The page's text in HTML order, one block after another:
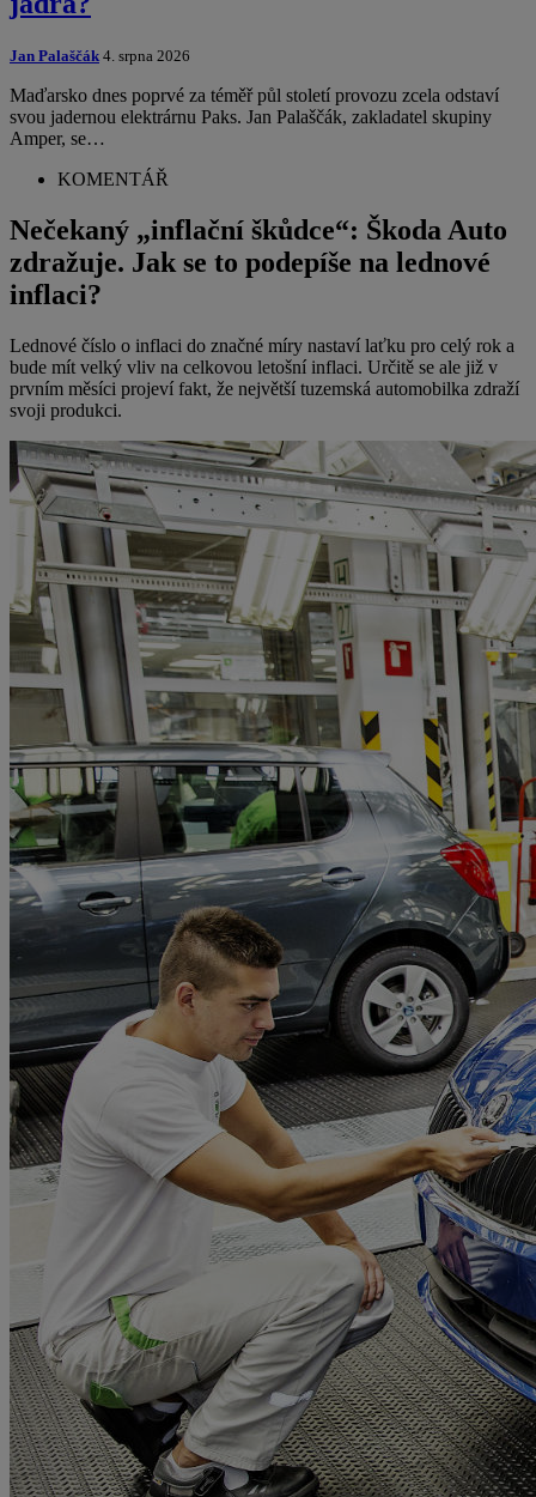
Jan Palaščák 4. srpna 2026
Maďarsko dnes poprvé za téměř půl století provozu zcela odstaví
svou jadernou elektrárnu Paks. Jan Palaščák, zakladatel skupiny
Amper, se…
KOMENTÁŘ
Nečekaný „inflační škůdce“: Škoda Auto
zdražuje. Jak se to podepíše na lednové
inflaci?
Lednové číslo o inflaci do značné míry nastaví laťku pro celý rok a
bude mít velký vliv na celkovou letošní inflaci. Určitě se ale již v
prvním měsíci projeví fakt, že největší tuzemská automobilka zdraží
svoji produkci.